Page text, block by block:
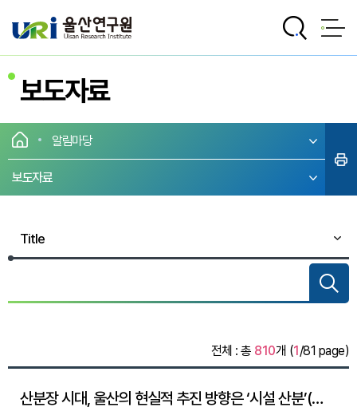
보도자료
알림마당
보도자료
전체 : 총 810개 (1/81 page)
산분장 시대, 울산의 현실적 추진 방향은 ‘시설 산분’(경제사회브리프 184호)